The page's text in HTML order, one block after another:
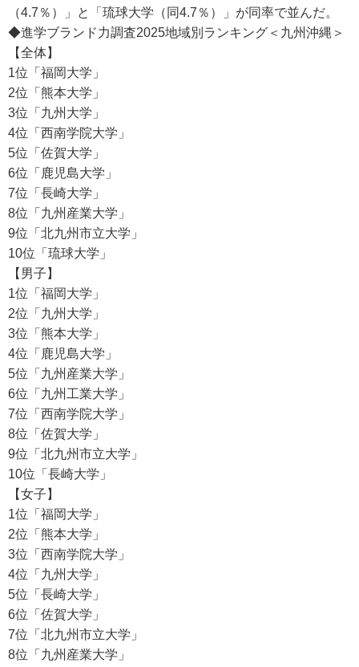
（4.7％）」と「琉球大学（同4.7％）」が同率で並んだ。
◆進学ブランド力調査2025地域別ランキング＜九州沖縄＞
【全体】
1位「福岡大学」
2位「熊本大学」
3位「九州大学」
4位「西南学院大学」
5位「佐賀大学」
6位「鹿児島大学」
7位「長崎大学」
8位「九州産業大学」
9位「北九州市立大学」
10位「琉球大学」
【男子】
1位「福岡大学」
2位「九州大学」
3位「熊本大学」
4位「鹿児島大学」
5位「九州産業大学」
6位「九州工業大学」
7位「西南学院大学」
8位「佐賀大学」
9位「北九州市立大学」
10位「長崎大学」
【女子】
1位「福岡大学」
2位「熊本大学」
3位「西南学院大学」
4位「九州大学」
5位「長崎大学」
6位「佐賀大学」
7位「北九州市立大学」
8位「九州産業大学」